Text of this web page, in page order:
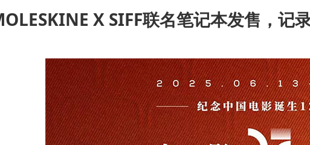
X SIFF联名笔记本发售，记